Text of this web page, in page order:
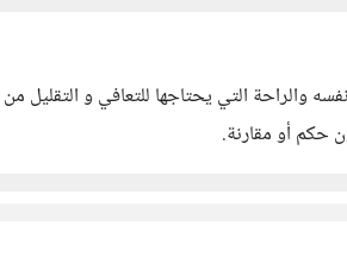
والراحة التي يحتاجها للتعافي و التقليل
حكم أو مقارنة.